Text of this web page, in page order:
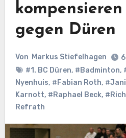
kompensieren
gegen Düren
Von Markus Stiefelhagen
#1. BC Düren, #Badminton,
Nyenhuis, #Fabian Roth,
Karnott, #Raphael Beck,
Refrath